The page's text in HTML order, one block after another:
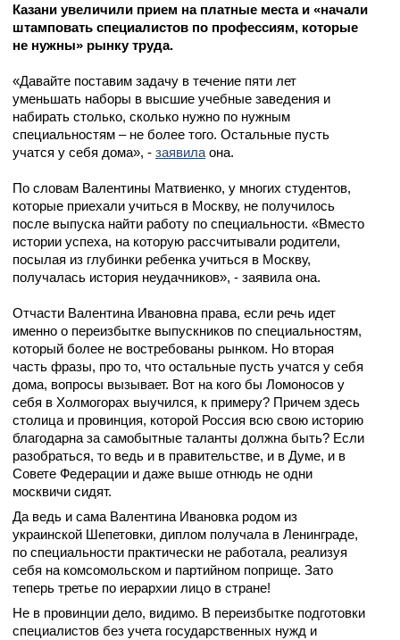
Казани увеличили прием на платные места и «начали
штамповать специалистов по профессиям, которые
не нужны» рынку труда.
«Давайте поставим задачу в течение пяти лет
уменьшать наборы в высшие учебные заведения и
набирать столько, сколько нужно по нужным
специальностям – не более того. Остальные пусть
учатся у себя дома», - заявила она.
По словам Валентины Матвиенко, у многих студентов,
которые приехали учиться в Москву, не получилось
после выпуска найти работу по специальности. «Вместо
истории успеха, на которую рассчитывали родители,
посылая из глубинки ребенка учиться в Москву,
получалась история неудачников», - заявила она.
Отчасти Валентина Ивановна права, если речь идет
именно о переизбытке выпускников по специальностям,
который более не востребованы рынком. Но вторая
часть фразы, про то, что остальные пусть учатся у себя
дома, вопросы вызывает. Вот на кого бы Ломоносов у
себя в Холмогорах выучился, к примеру? Причем здесь
столица и провинция, которой Россия всю свою историю
благодарна за самобытные таланты должна быть? Если
разобраться, то ведь и в правительстве, и в Думе, и в
Совете Федерации и даже выше отнюдь не одни
москвичи сидят.
Да ведь и сама Валентина Ивановка родом из
украинской Шепетовки, диплом получала в Ленинграде,
по специальности практически не работала, реализуя
себя на комсомольском и партийном поприще. Зато
теперь третье по иерархии лицо в стране!
Не в провинции дело, видимо. В переизбытке подготовки
специалистов без учета государственных нужд и